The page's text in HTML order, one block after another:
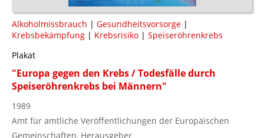
Alkoholmissbrauch | Gesundheitsvorsorge |
Krebsbekämpfung | Krebsrisiko | Speiseröhrenkrebs
Plakat
"Europa gegen den Krebs / Todesfälle durch
Speiseröhrenkrebs bei Männern"
1989
Amt für amtliche Veröffentlichungen der Europäischen
Gemeinschaften, Herausgeber